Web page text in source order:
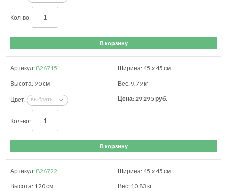
В корзину
826715 45 x 45 см
90см 9.79кг
29 295руб.
В корзину
826722 45 x 45 см
120см 10.83 кг